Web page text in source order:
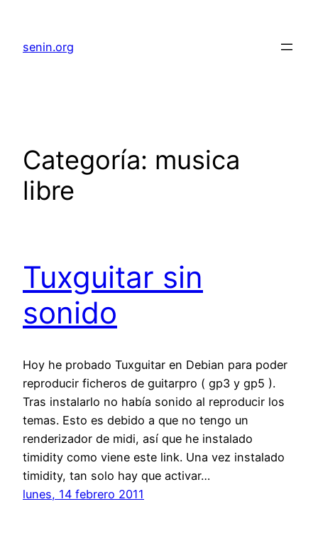
senin.org
Categoría: musica
libre
Tuxguitar sin
sonido
Hoy he probado Tuxguitar en Debian para poder
reproducir ficheros de guitarpro ( gp3 y gp5 ).
Tras instalarlo no había sonido al reproducir los
temas. Esto es debido a que no tengo un
renderizador de midi, así que he instalado
timidity como viene este link. Una vez instalado
timidity, tan solo hay que activar…
lunes, 14 febrero 2011